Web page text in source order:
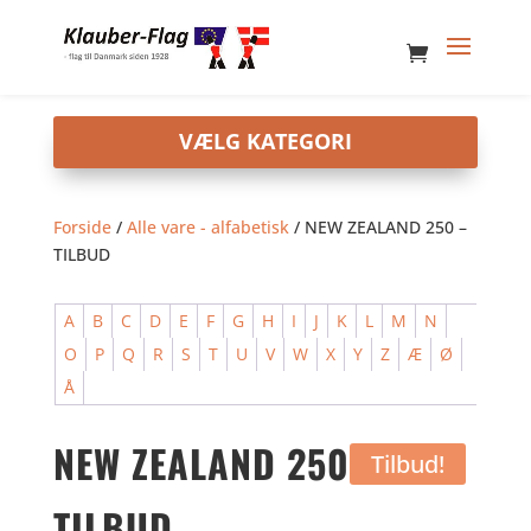
Forside/ Alle vare - alfabetisk/ NEW ZEALAND 250 –
TILBUD
A B C D E F G H I J K L M
N
O
P Q R S T U V W X Y Z Æ
Ø
Å
NEW ZEALAND 250 –Tilbud!